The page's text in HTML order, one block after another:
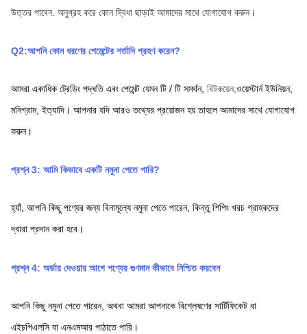
উত্তর পাবেন. অনুগ্রহ করে কোন দ্বিধা ছাড়াই আমাদের সাথে যোগাযোগ করুন।
Q2:আপনি কোন ধরণের পেমেন্টের শর্তাদি গ্রহণ করেন?
আমরা একাধিক ট্রেডিং পদ্ধতি এবং পেমেন্ট যেমন টি / টি সমর্থন, বিটকয়েন,ওয়েস্টার্ন ইউনিয়ন,
মনিগ্রাম, ইত্যাদি। আপনার যদি আরও তথ্যের প্রয়োজন হয় তাহলে আমাদের সাথে যোগাযোগ
করুন।
প্রশ্ন 3: আমি কিভাবে একটি নমুনা পেতে পারি?
হ্যাঁ, আপনি কিছু পণ্যের জন্য বিনামূল্যে নমুনা পেতে পারেন, কিন্তু শিপিং খরচ গ্রাহকদের
দ্বারা প্রদান করা হবে।
প্রশ্ন 4: অর্ডার দেওয়ার আগে পণ্যের গুণমান কীভাবে নিশ্চিত করবেন
আপনি কিছু নমুনা পেতে পারেন, অথবা আমরা আপনাকে বিশ্লেষণের সার্টিফিকেট বা
এইচপিএলসি বা এনএমআর পাঠাতে পারি।